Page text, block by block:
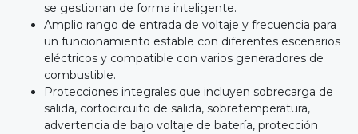
se gestionan de forma inteligente.
Amplio rango de entrada de voltaje y frecuencia para
un funcionamiento estable con diferentes escenarios
eléctricos y compatible con varios generadores de
combustible.
Protecciones integrales que incluyen sobrecarga de
salida, cortocircuito de salida, sobretemperatura,
advertencia de bajo voltaje de batería, protección